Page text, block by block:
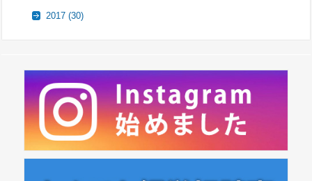
2017(30)